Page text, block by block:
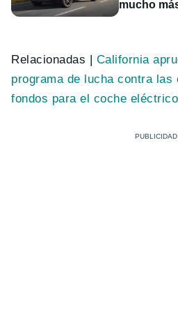
mucho
Relacionadas | California
programa de lucha contra las
fondos para el coche eléctrico